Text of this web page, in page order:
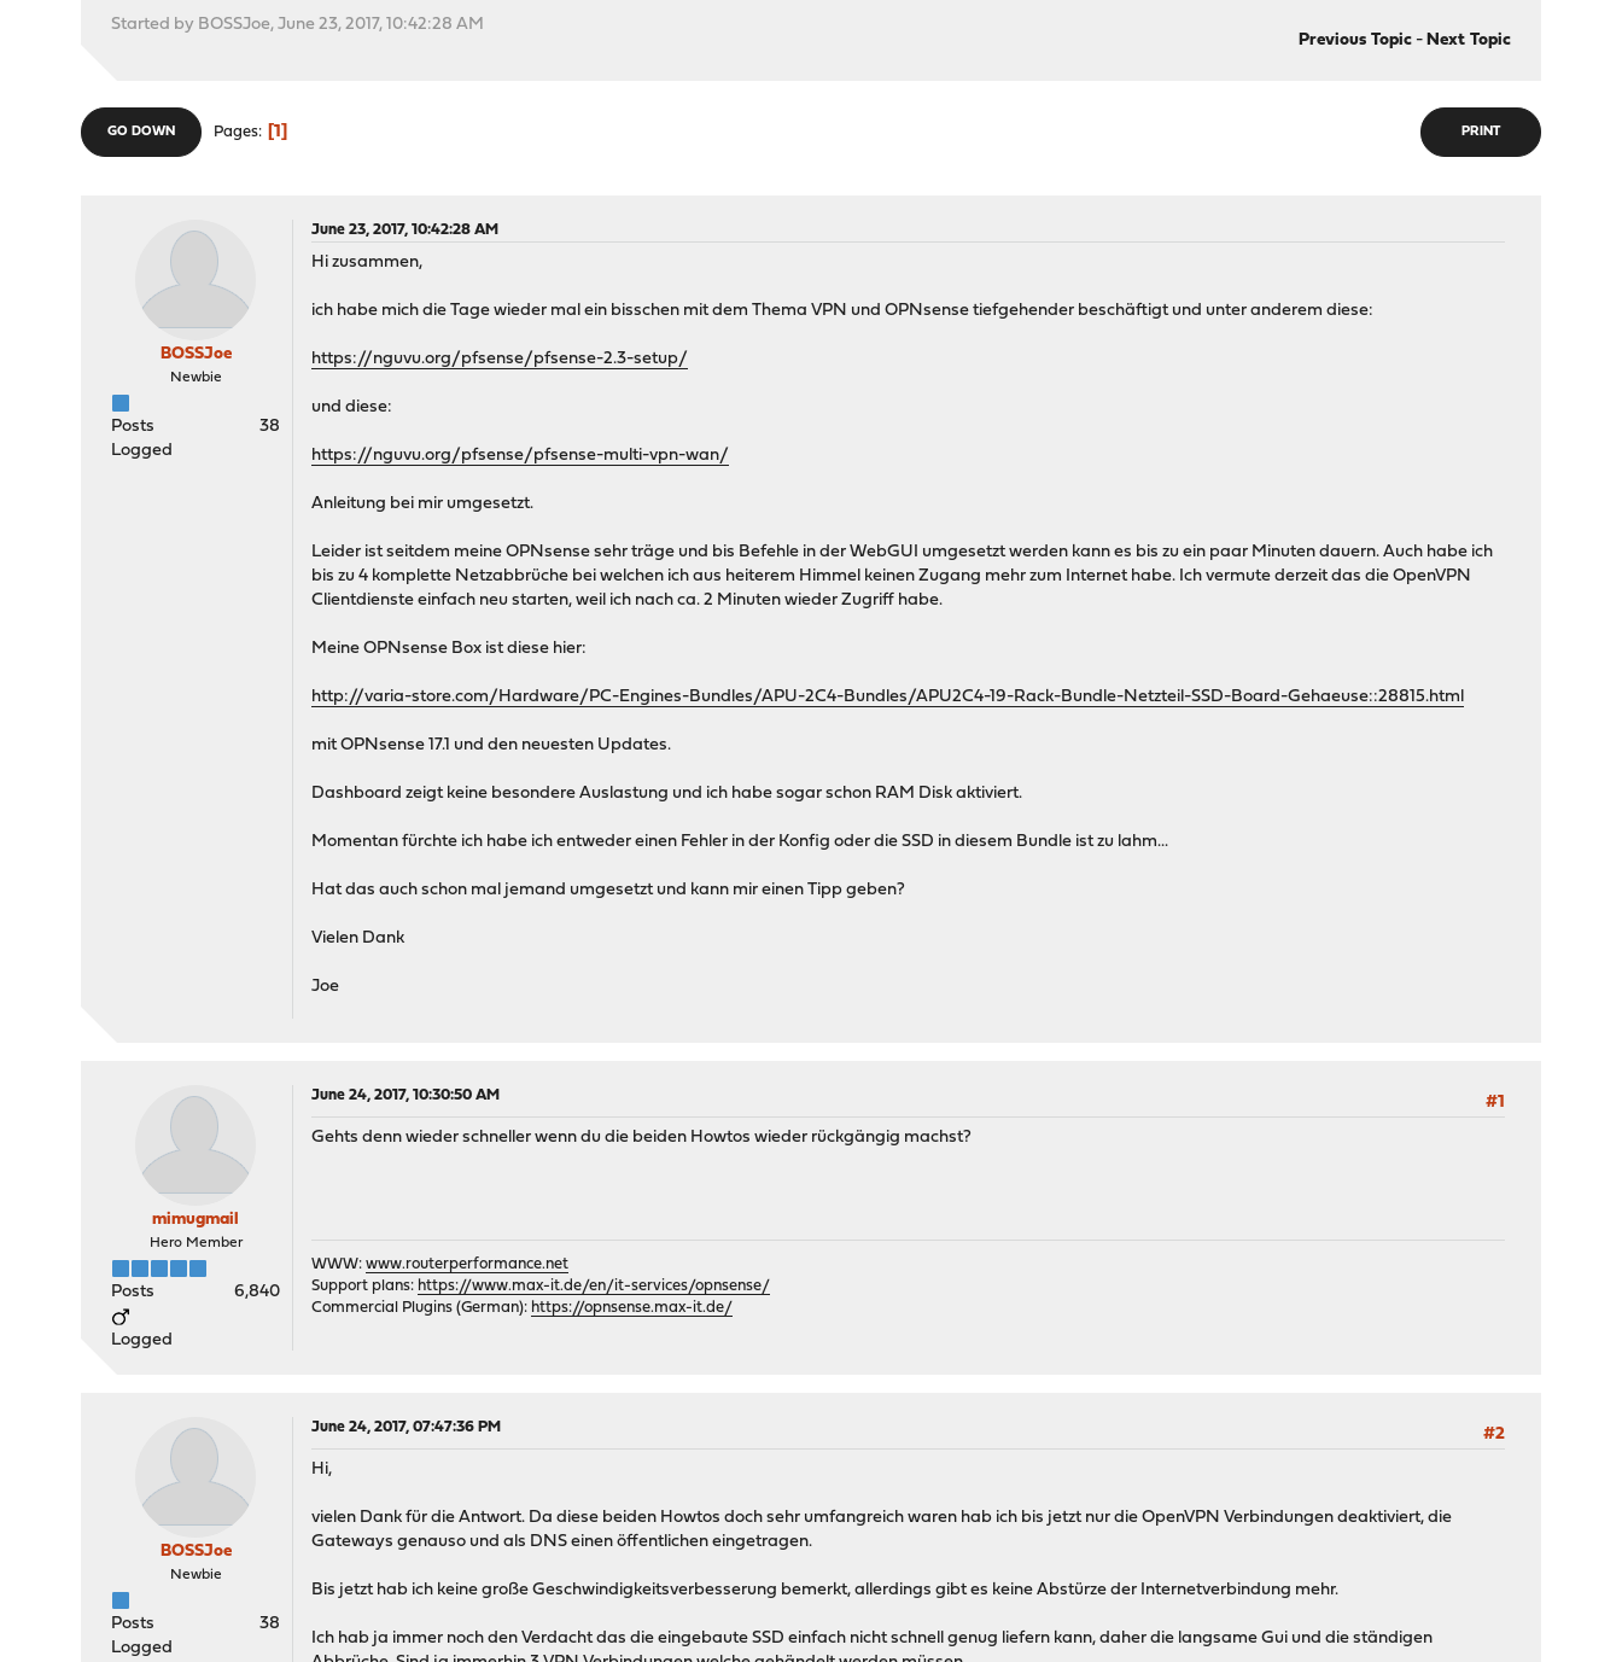
Started by BOSSJoe, June 23, 2017, 10:42:28 AM
Previous Topic- Next Topic
PRINT
GO DOWN Pages 1
BOSSJoe
Newbie
Posts
38
Logged
June 23, 2017, 10:42:28 AM
Hi zusammen,
ich habe mich die Tage wieder mal ein bisschen mit dem Thema VPN und OPNsense tiefgehender beschäftigt und unter anderem diese:
https://nguvu.org/pfsense/pfsense-2.3-setup/
und diese:
https://nguvu.org/pfsense/pfsense-multi-vpn-wan/
Anleitung bei mir umgesetzt.
Leider ist seitdem meine OPNsense sehr träge und bis Befehle in der WebGUI umgesetzt werden kann es bis zu ein paar Minuten dauern. Auch habe ich
bis zu 4 komplette Netzabbrüche bei welchen ich aus heiterem Himmel keinen Zugang mehr zum Internet habe. Ich vermute derzeit das die OpenVPN
Clientdienste einfach neu starten, weil ich nach ca. 2 Minuten wieder Zugriff habe.
Meine OPNsense Box ist diese hier:
http://varia-store.com/Hardware/PC-Engines-Bundles/APU-2C4-Bundles/APU2C4-19-Rack-Bundle-Netzteil-SSD-Board-Gehaeuse::28815.html
mit OPNsense 17.1 und den neuesten Updates.
Dashboard zeigt keine besondere Auslastung und ich habe sogar schon RAM Disk aktiviert.
Momentan fürchte ich habe ich entweder einen Fehler in der Konfig oder die SSD in diesem Bundle ist zu lahm...
Hat das auch schon mal jemand umgesetzt und kann mir einen Tipp geben?
Vielen Dank
Joe
mimugmail
Hero Member
Posts 6,840
Logged
June 24, 2017, 10:30:50 AM
#1
Gehts denn wieder schneller wenn du die beiden Howtos wieder rückgängig machst?
WWW:www.routerperformance.net
Support plans: https://www.max-it.de/en/it-services/opnsense/
Commercial Plugins (German): https://opnsense.max-it.de/
BOSSJoe
Newbie
Posts
38
Logged
June 24, 2017, 07:47:36 PM
#2
Hi,
vielen Dank für die Antwort. Da diese beiden Howtos doch sehr umfangreich waren hab ich bis jetzt nur die OpenVPN Verbindungen deaktiviert, die
Gateways genauso und als DNS einen öffentlichen eingetragen.
Bis jetzt hab ich keine große Geschwindigkeitsverbesserung bemerkt, allerdings gibt es keine Abstürze der Internetverbindung mehr.
Ich hab ja immer noch den Verdacht das die eingebaute SSD einfach nicht schnell genug liefern kann, daher die langsame Gui und die ständigen